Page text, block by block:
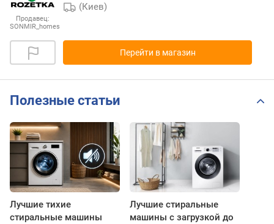
Продавец:
SONMIR_homes
(Киев)
Перейти в магазин
Полезные статьи
Лучшие тихие
стиральные машины
Лучшие стиральные
машины с загрузкой до